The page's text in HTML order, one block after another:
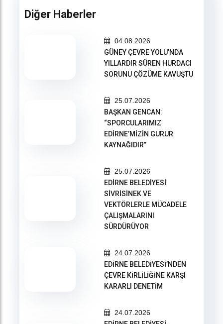
Diğer Haberler
04.08.2026
GÜNEY ÇEVRE YOLU'NDA
YILLARDIR SÜREN HURDACI
SORUNU ÇÖZÜME KAVUŞTU
25.07.2026
BAŞKAN GENCAN:
“SPORCULARIMIZ
EDİRNE’MİZİN GURUR
KAYNAĞIDIR”
25.07.2026
EDİRNE BELEDİYESİ
SİVRİSİNEK VE
VEKTÖRLERLE MÜCADELE
ÇALIŞMALARINI
SÜRDÜRÜYOR
24.07.2026
EDİRNE BELEDİYESİ’NDEN
ÇEVRE KİRLİLİĞİNE KARŞI
KARARLI DENETİM
24.07.2026